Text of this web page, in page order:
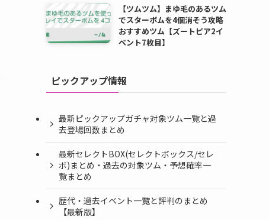
【ツムツム】まゆ毛のあるツム
でスターボムを4個消そう攻略
おすすめツム【ズートピア2イ
ベント7枚目】
ピックアップ情報
最新ピックアップガチャ対象ツム一覧と過
去登場回数まとめ
最新セレクトBOX(セレクトボックス/セレ
ボ)まとめ・過去の対象ツム・予想確率一
覧まとめ
歴代・過去イベント一覧と評判のまとめ
【最新版】